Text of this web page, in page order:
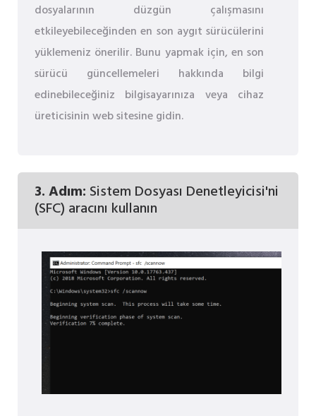
dosyalarının düzgün çalışmasını
etkileyebileceğinden en son aygıt sürücülerini
yüklemeniz önerilir. Bunu yapmak için, en son
sürücü güncellemeleri hakkında bilgi
edinebileceğiniz bilgisayarınıza veya cihaz
üreticisinin web sitesine gidin.
3. Adım: Sistem Dosyası Denetleyicisi'ni
(SFC) aracını kullanın